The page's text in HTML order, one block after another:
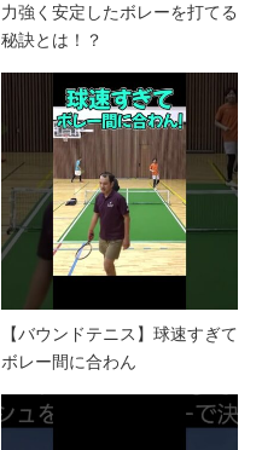
力強く安定したボレーを打てる
秘訣とは！？
【バウンドテニス】球速すぎて
ボレー間に合わん